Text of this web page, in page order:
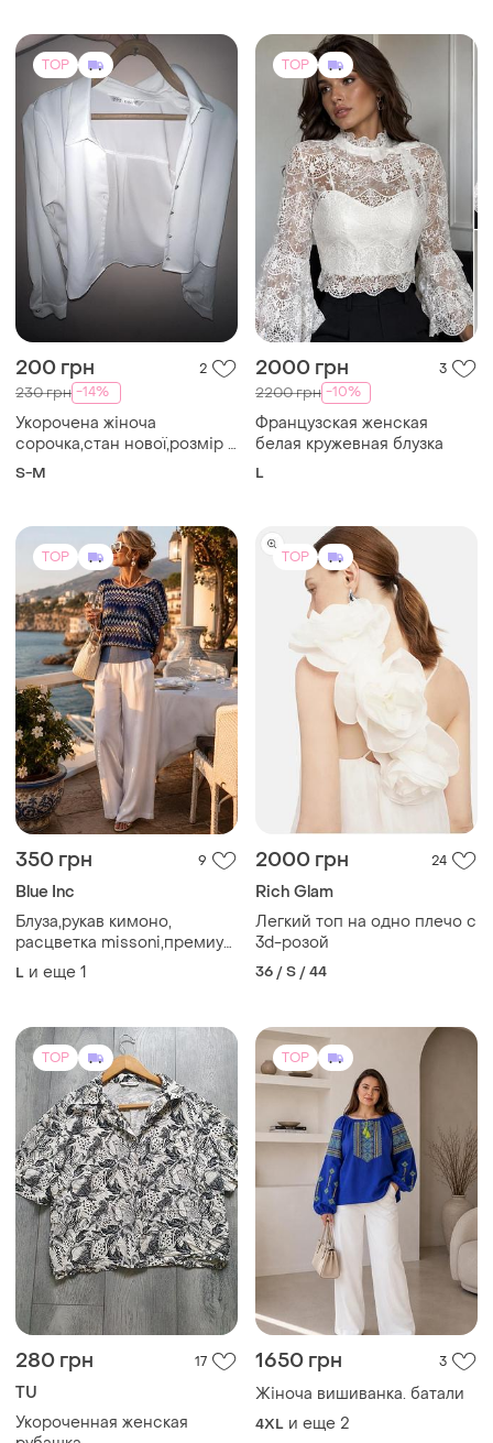
TOP
200 грн 2
230 грн -14%
Укорочена жіноча
сорочка,стан нової,розмір s
,фасон не приталений
S-M
TOP
2000 грн 3
2200 грн -10%
Французская женская
белая кружевная блузка
L
TOP
350 грн 9
Blue Inc
Блуза,рукав кимоно,
расцветка missoni,премиум
бренд
L и еще 1
TOP
2000 грн 24
Rich Glam
Легкий топ на одно плечо с
3d-розой
36 / S / 44
TOP
280 грн 17
TU
Укороченная женская
TOP
1650 грн 3
Жіноча вишиванка. батали
4XL и еще 2